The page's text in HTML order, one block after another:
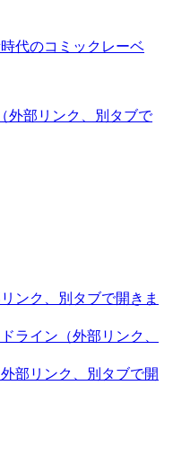
代のコミックレーベ
（外部リンク、別タブで
リンク、別タブで開きま
ライン （外部リンク、
外部リンク、別タブで開